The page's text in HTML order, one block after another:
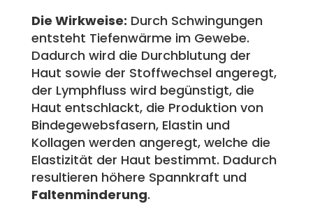
Die Wirkweise: Durch Schwingungen
entsteht Tiefenwärme im Gewebe.
Dadurch wird die Durchblutung der
Haut sowie der Stoffwechsel angeregt,
der Lymphfluss wird begünstigt, die
Haut entschlackt, die Produktion von
Bindegewebsfasern, Elastin und
Kollagen werden angeregt, welche die
Elastizität der Haut bestimmt. Dadurch
resultieren höhere Spannkraft und
Faltenminderung.